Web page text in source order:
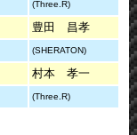
(Three.R)
豊田 昌孝
(SHERATON)
村本 孝一
(Three.R)